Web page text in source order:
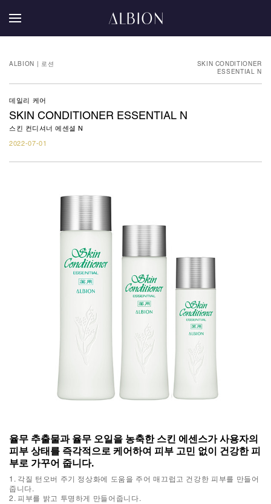
ALBION | 로션
SKIN CONDITIONER
ESSENTIAL N
데일리 케어
SKIN CONDITIONER ESSENTIAL N
스킨 컨디셔너 에센셜 N
2022-07-01
율무 추출물과 율무 오일을 농축한 스킨 에센스가 사용자의
피부 상태를 즉각적으로 케어하여 피부 고민 없이 건강한 피
부로 가꾸어 줍니다.
1. 각질 턴오버 주기 정상화에 도움을 주어 매끄럽고 건강한 피부를 만들어
줍니다.
2. 피부를 밝고 투명하게 만들어줍니다.